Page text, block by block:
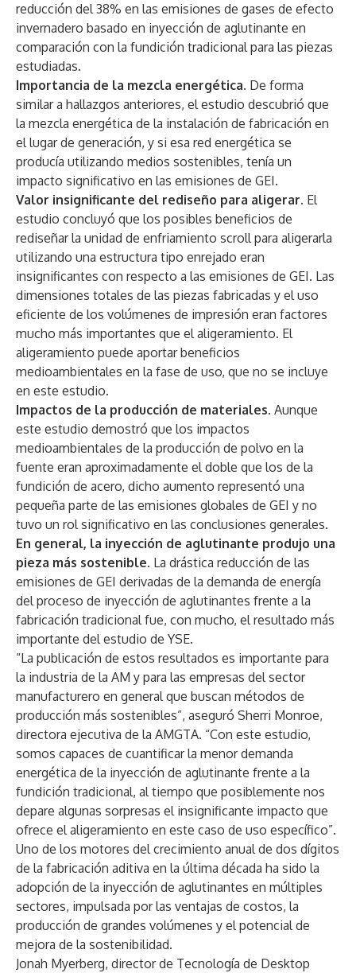
reducción del 38% en las emisiones de gases de efecto
invernadero basado en inyección de aglutinante en
comparación con la fundición tradicional para las piezas
estudiadas.
Importancia de la mezcla energética. De forma
similar a hallazgos anteriores, el estudio descubrió que
la mezcla energética de la instalación de fabricación en
el lugar de generación, y si esa red energética se
producía utilizando medios sostenibles, tenía un
impacto significativo en las emisiones de GEI.
Valor insignificante del rediseño para aligerar. El
estudio concluyó que los posibles beneficios de
rediseñar la unidad de enfriamiento scroll para aligerarla
utilizando una estructura tipo enrejado eran
insignificantes con respecto a las emisiones de GEI. Las
dimensiones totales de las piezas fabricadas y el uso
eficiente de los volúmenes de impresión eran factores
mucho más importantes que el aligeramiento. El
aligeramiento puede aportar beneficios
medioambientales en la fase de uso, que no se incluye
en este estudio.
Impactos de la producción de materiales. Aunque
este estudio demostró que los impactos
medioambientales de la producción de polvo en la
fuente eran aproximadamente el doble que los de la
fundición de acero, dicho aumento representó una
pequeña parte de las emisiones globales de GEI y no
tuvo un rol significativo en las conclusiones generales.
En general, la inyección de aglutinante produjo una
pieza más sostenible. La drástica reducción de las
emisiones de GEI derivadas de la demanda de energía
del proceso de inyección de aglutinantes frente a la
fabricación tradicional fue, con mucho, el resultado más
importante del estudio de YSE.
“La publicación de estos resultados es importante para
la industria de la AM y para las empresas del sector
manufacturero en general que buscan métodos de
producción más sostenibles”, aseguró Sherri Monroe,
directora ejecutiva de la AMGTA. “Con este estudio,
somos capaces de cuantificar la menor demanda
energética de la inyección de aglutinante frente a la
fundición tradicional, al tiempo que posiblemente nos
depare algunas sorpresas el insignificante impacto que
ofrece el aligeramiento en este caso de uso específico”.
Uno de los motores del crecimiento anual de dos dígitos
de la fabricación aditiva en la última década ha sido la
adopción de la inyección de aglutinantes en múltiples
sectores, impulsada por las ventajas de costos, la
producción de grandes volúmenes y el potencial de
mejora de la sostenibilidad.
Jonah Myerberg, director de Tecnología de Desktop